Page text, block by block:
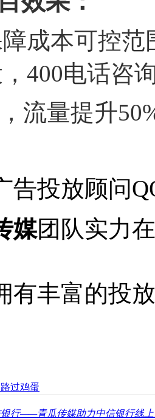
成本可控范
400电话咨
流量提升
告投放顾问
媒团队实力
有丰富的投
路过鸡蛋
行——青瓜传媒助力中信银行线上